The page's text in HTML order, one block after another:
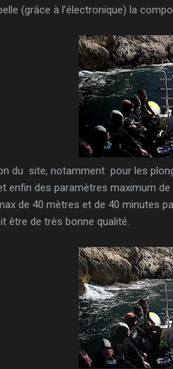
(grâce à l’électronique) la
du site, notamment pour les
enfin des paramètres maximum
de 40 mètres et de 40 minutes
être de très bonne qualité.